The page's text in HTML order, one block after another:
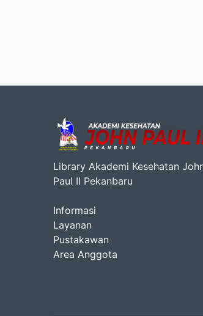
Library Akademi Kesehatan
Paul II Pekanbaru
Informasi
Layanan
Pustakawan
Area Anggota